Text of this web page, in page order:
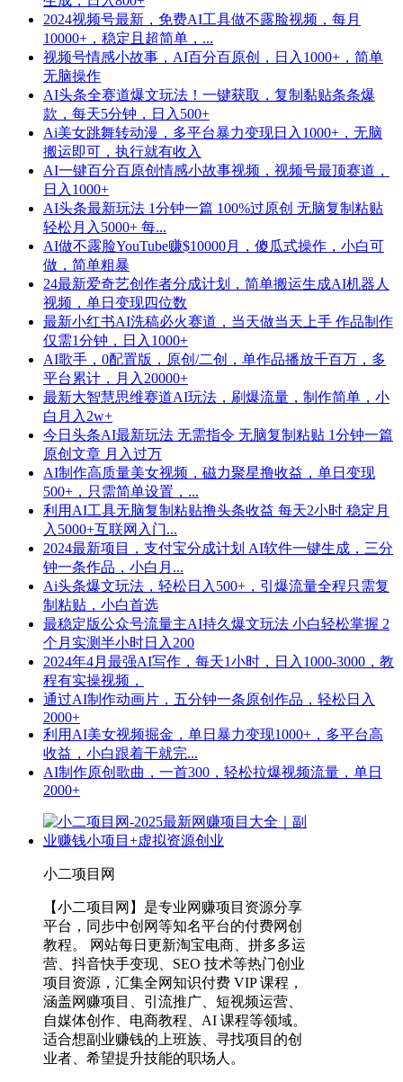
2024视频号最新，免费AI工具做不露脸视频，每月
10000+，稳定且超简单，...
视频号情感小故事，AI百分百原创，日入1000+，简单
无脑操作
AI头条全赛道爆文玩法！一键获取，复制黏贴条条爆
款，每天5分钟，日入500+
Ai美女跳舞转动漫，多平台暴力变现日入1000+，无脑
搬运即可，执行就有收入
AI一键百分百原创情感小故事视频，视频号最顶赛道，
日入1000+
AI头条最新玩法 1分钟一篇 100%过原创 无脑复制粘贴
轻松月入5000+ 每...
AI做不露脸YouTube赚$10000月，傻瓜式操作，小白可
做，简单粗暴
24最新爱奇艺创作者分成计划，简单搬运生成AI机器人
视频，单日变现四位数
最新小红书AI洗稿必火赛道，当天做当天上手 作品制作
仅需1分钟，日入1000+
AI歌手，0配置版，原创/二创，单作品播放千百万，多
平台累计，月入20000+
最新大智慧思维赛道AI玩法，刷爆流量，制作简单，小
白月入2w+
今日头条AI最新玩法 无需指令 无脑复制粘贴 1分钟一篇
原创文章 月入过万
AI制作高质量美女视频，磁力聚星撸收益，单日变现
500+，只需简单设置，...
利用AI工具无脑复制粘贴撸头条收益 每天2小时 稳定月
入5000+互联网入门...
2024最新项目，支付宝分成计划 AI软件一键生成，三分
钟一条作品，小白月...
Ai头条爆文玩法，轻松日入500+，引爆流量全程只需复
制粘贴，小白首选
最稳定版公众号流量主AI持久爆文玩法 小白轻松掌握 2
个月实测半小时日入200
2024年4月最强AI写作，每天1小时，日入1000-3000，教
程有实操视频，
通过AI制作动画片，五分钟一条原创作品，轻松日入
2000+
利用AI美女视频掘金，单日暴力变现1000+，多平台高
收益，小白跟着干就完...
AI制作原创歌曲，一首300，轻松拉爆视频流量，单日
2000+
小二项目网
【小二项目网】是专业网赚项目资源分享
平台，同步中创网等知名平台的付费网创
教程。 网站每日更新淘宝电商、拼多多运
营、抖音快手变现、SEO 技术等热门创业
项目资源，汇集全网知识付费 VIP 课程，
涵盖网赚项目、引流推广、短视频运营、
自媒体创作、电商教程、AI 课程等领域。
适合想副业赚钱的上班族、寻找项目的创
业者、希望提升技能的职场人。